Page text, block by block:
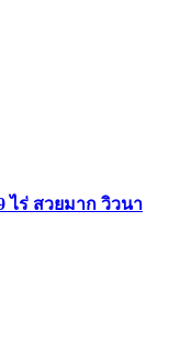
ไร่ สวยมาก วิวนา